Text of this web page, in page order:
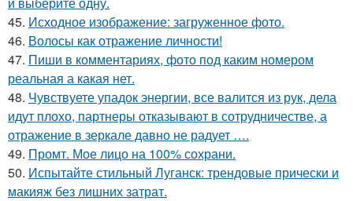
45. Исходное изображение: загруженное фото.
46. Волосы как отражение личности!
47. Пиши в комментариях, фото под каким номером
реальная а какая нет.
48. Чувствуете упадок энергии, все валится из рук, дела
идут плохо, партнеры отказывают в сотрудничестве, а
отражение в зеркале давно не радует ….
49. Промт. Мое лицо на 100% сохрани.
50. Испытайте стильный Луганск: трендовые прически и
макияж без лишних затрат.